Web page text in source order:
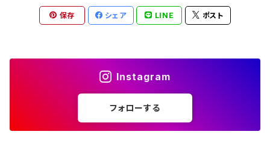
保存 シェア LINE ポスト
Instagram
フォローする